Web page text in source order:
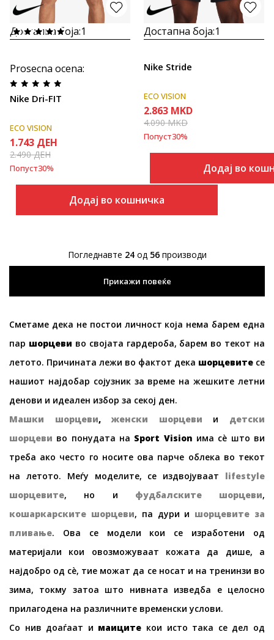
Достапна боја:1
Prosecna ocena:
Nike Dri-FIT
ECO VISION
1.743 ДЕН
2.490ДЕН
Попуст30%
Додај во кошничка
Достапна боја:1
Nike Stride
ECO VISION
2.863 MKD
4.090MKD
Попуст30%
Додај во
Погледнавте 24од 56производи
Прикажи повеќе
Сметаме дека не постои личност која нема барем една
пар шорцеви во својата гардероба, барем во текот на
летото. Причината лежи во фактот дека шорцевите се
нашиот најдобар сојузник за време на жешките летни
денови и идеален избор за секој ден.
Машки шорцеви,женски шорцеви и детски
шорцеви во понудата на Sport Vision има сè што ви
треба ако често го носите ова парче облека во текот
на летото. Меѓу моделите, се издвојуваат lifestyle
шорцевите, но и фудбалскитешорцеви,
кошаркарските шорцеви, па дури и шорцевите за
пливање. Ова се модели кои се изработени од
материјали кои овозможуваат кожата да дише, а
најдобро од сè, тие можат да се носат и на тренинзи во
зима, токму затоа што нивната изведба е целосно
прилагодена на различните временски услови.
Со нив доаѓаат и маиците кои исто така се дел од